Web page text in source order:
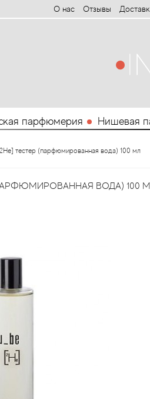
О нас Отзывы
парфюмерия Нишевая
тестер (парфюмированная вода) 100 мл
ВОДА) 100